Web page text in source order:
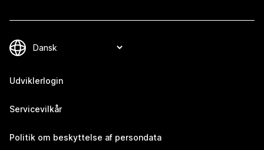
Udviklerlogin
Servicevilkår
Politik om beskyttelse af persondata